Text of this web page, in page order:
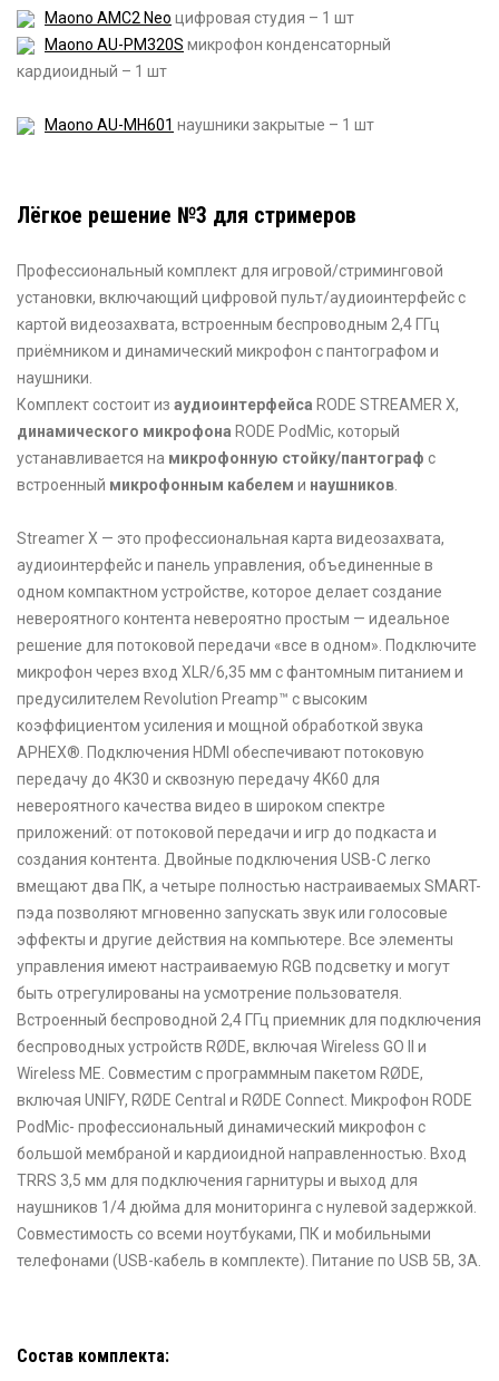
Maono AMC2 Neo цифровая студия – 1 шт
Maono AU-PM320S микрофон конденсаторный
кардиоидный – 1 шт
Maono AU-MH601 наушники закрытые – 1 шт
Лёгкое решение №3 для стримеров
Профессиональный комплект для игровой/стриминговой
установки, включающий цифровой пульт/аудиоинтерфейс с
картой видеозахвата, встроенным беспроводным 2,4 ГГц
приёмником и динамический микрофон с пантографом и
наушники.
Комплект состоит из аудиоинтерфейса RODE STREAMER X,
динамического микрофона RODE PodMic, который
устанавливается на микрофонную стойку/пантограф с
встроенный микрофонным кабелем и наушников
Streamer X — это профессиональная карта видеозахвата,
аудиоинтерфейс и панель управления, объединенные в
одном компактном устройстве, которое делает создание
невероятного контента невероятно простым — идеальное
решение для потоковой передачи «все в одном». Подключите
микрофон через вход XLR/6,35 мм с фантомным питанием и
предусилителем Revolution Preamp™ с высоким
коэффициентом усиления и мощной обработкой звука
APHEX®. Подключения HDMI обеспечивают потоковую
передачу до 4K30 и сквозную передачу 4K60 для
невероятного качества видео в широком спектре
приложений: от потоковой передачи и игр до подкаста и
создания контента. Двойные подключения USB-C легко
вмещают два ПК, а четыре полностью настраиваемых SMART-
пэда позволяют мгновенно запускать звук или голосовые
эффекты и другие действия на компьютере. Все элементы
управления имеют настраиваемую RGB подсветку и могут
быть отрегулированы на усмотрение пользователя.
Встроенный беспроводной 2,4 ГГц приемник для подключения
беспроводных устройств RØDE, включая Wireless GO II и
Wireless ME. Совместим с программным пакетом RØDE,
включая UNIFY, RØDE Central и RØDE Connect. Микрофон RODE
PodMic- профессиональный динамический микрофон с
большой мембраной и кардиоидной направленностью. Вход
TRRS 3,5 мм для подключения гарнитуры и выход для
наушников 1/4 дюйма для мониторинга с нулевой задержкой.
Совместимость со всеми ноутбуками, ПК и мобильными
телефонами (USB-кабель в комплекте). Питание по USB 5В, 3А.
Состав комплекта: